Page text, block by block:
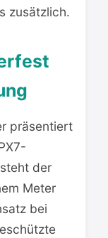
zusätzlich.
präsentiert
der
Meter
bei